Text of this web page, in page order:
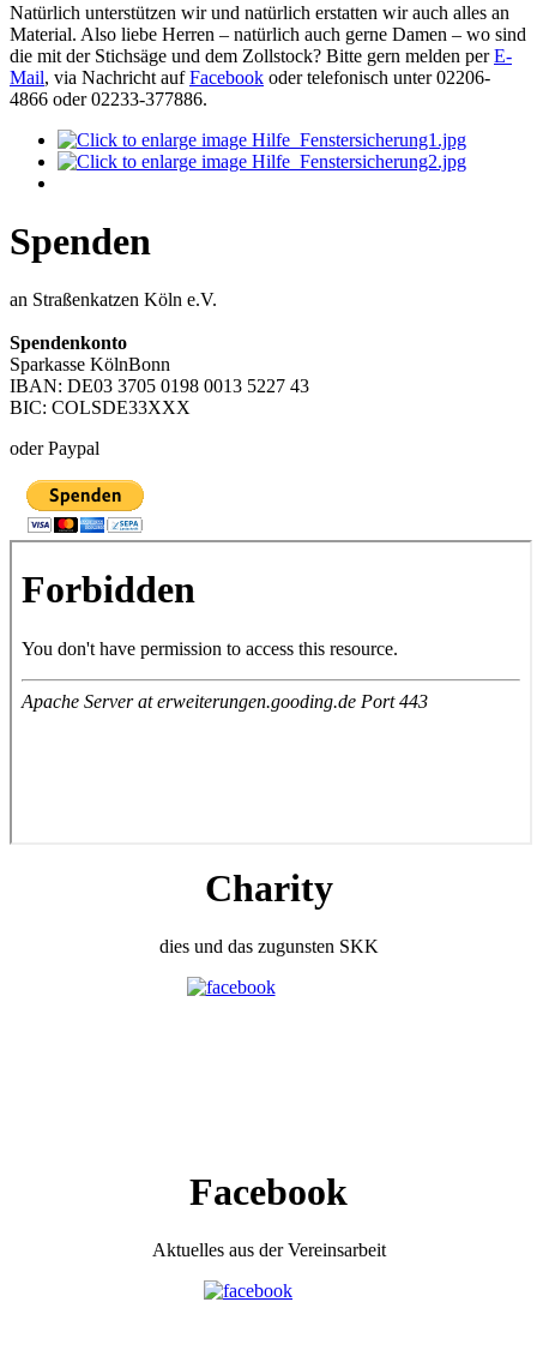
Natürlich unterstützen wir und natürlich erstatten wir auch alles an
Material. Also liebe Herren – natürlich auch gerne Damen – wo sind
die mit der Stichsäge und dem Zollstock? Bitte gern melden perE-
Mail, via Nachricht aufFacebook oder telefonisch unter 02206-
4866 oder 02233-377886.
Spenden
an Straßenkatzen Köln e.V.
Spendenkonto
Sparkasse KölnBonn
IBAN: DE03 3705 0198 0013 5227 43
BIC: COLSDE33XXX
oder Paypal
Charity
dies und das zugunsten SKK
Facebook
Aktuelles aus der Vereinsarbeit